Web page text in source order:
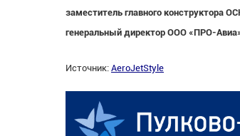
заместитель главного конструктора
генеральный директор ООО «ПРО-
Источник: AeroJetStyle